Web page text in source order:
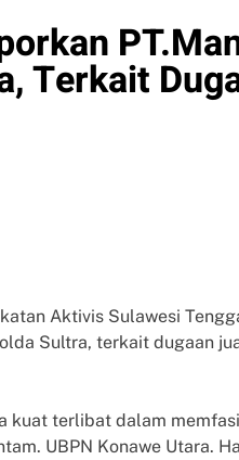
Terkait
Aktivis Sulawesi
Sultra, terkait dugaan
kuat terlibat dalam
UBPN Konawe Utara.